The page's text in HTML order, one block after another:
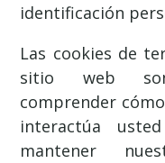
identificación
Las cookies de
sitio web
comprender
interactúa
mantener